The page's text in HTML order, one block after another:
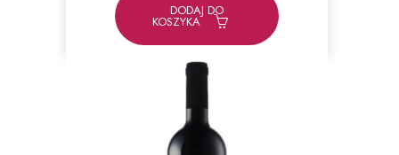
DODAJ DO
KOSZYKA